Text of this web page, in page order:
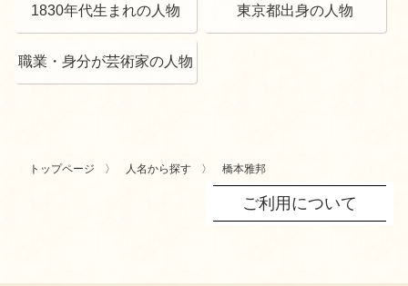
1830年代生まれの人物
東京都出身の人物
職業・身分が芸術家の人物
トップページ 人名から探す 橋本雅邦
ご利用について